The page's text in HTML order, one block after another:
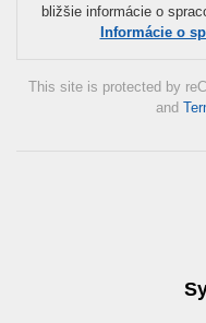
bližšie informácie o
Informácie o
This site is protected by
and